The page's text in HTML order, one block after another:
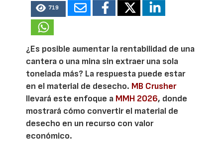
719
¿Es posible aumentar la rentabilidad de una
cantera o una mina sin extraer una sola
tonelada más? La respuesta puede estar
en el material de desecho. MB Crusher
llevará este enfoque a MMH 2026, donde
mostrará cómo convertir el material de
desecho en un recurso con valor
económico.